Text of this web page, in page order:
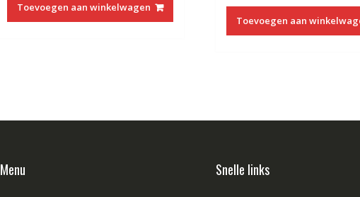
€48.00.€26.26.
Toevoegen aan winkelwagen
was:
€42.00.
Toevoegen aan
Menu Snelle links